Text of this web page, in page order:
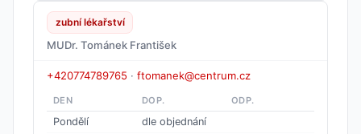
zubní lékařství
MUDr. Tománek František
+420774789765 · ftomanek@centrum.cz
DEN DOP. ODP.
Pondělí
dle objednání